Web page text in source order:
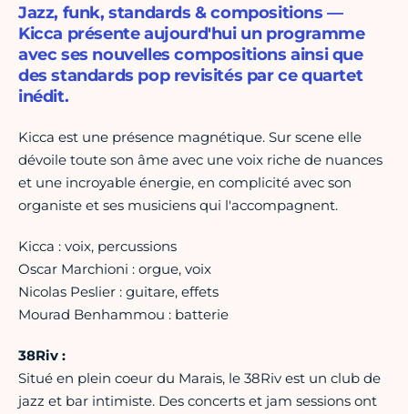
Jazz, funk, standards & compositions —
Kicca présente aujourd'hui un programme
avec ses nouvelles compositions ainsi que
des standards pop revisités par ce quartet
inédit.
Kicca est une présence magnétique. Sur scene elle
dévoile toute son âme avec une voix riche de nuances
et une incroyable énergie, en complicité avec son
organiste et ses musiciens qui l'accompagnent.
Kicca : voix, percussions
Oscar Marchioni : orgue, voix
Nicolas Peslier : guitare, effets
Mourad Benhammou : batterie
38Riv :
Situé en plein coeur du Marais, le 38Riv est un club de
jazz et bar intimiste. Des concerts et jam sessions ont